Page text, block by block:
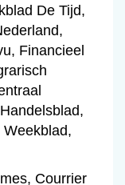
De Tijd,
Financieel
Courrier